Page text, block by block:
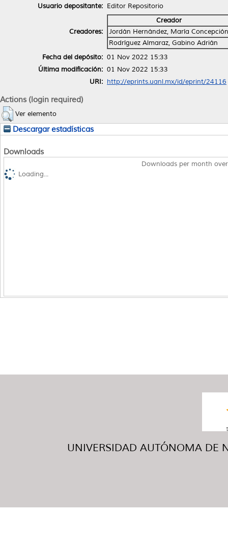
Usuario depositante: Editor Repositorio
Creadores:
Creador
Jordán Hernández, María Concepción
Rodríguez Almaraz, Gabino Adrián
Fecha del depósito: 01 Nov 2022 15:33
Última modificación: 01 Nov 2022 15:33
URI: http://eprints.uanl.mx/id/eprint/24116
Actions (login required)
Ver elemento
Descargar estadísticas
Downloads
Downloads per month
Loading...
UNIVERSIDAD AUTÓNOMA DE